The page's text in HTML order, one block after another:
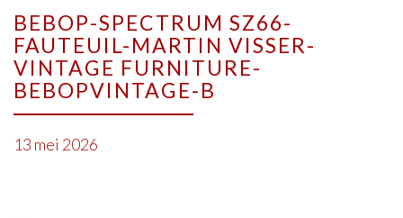
BEBOP-SPECTRUM SZ66-
FAUTEUIL-MARTIN VISSER-
VINTAGE FURNITURE-
BEBOPVINTAGE-B
13 mei 2026